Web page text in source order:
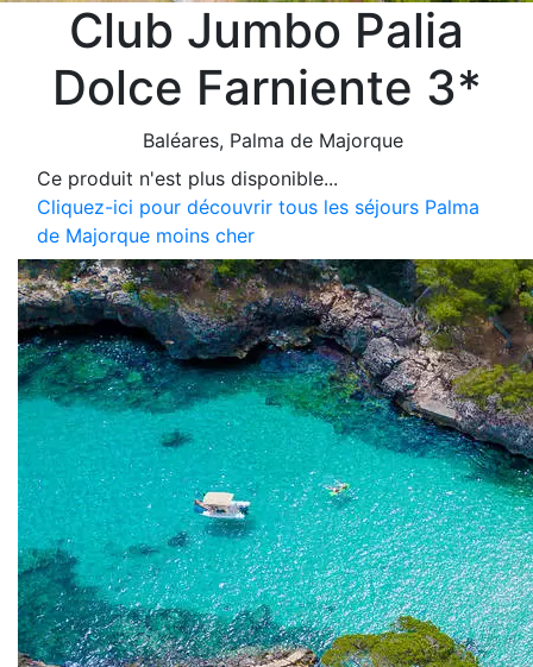
Club Jumbo Palia
Dolce Farniente 3*
Baléares, Palma de Majorque
Ce produit n'est plus disponible...
Cliquez-ici pour découvrir tous les séjours Palma
de Majorque moins cher